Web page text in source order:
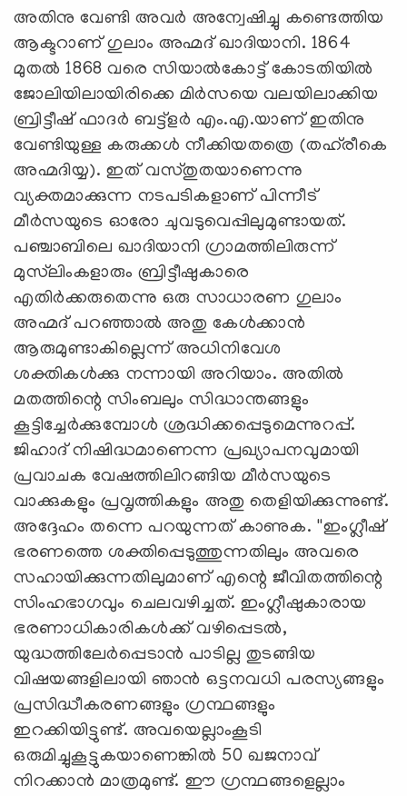
അതിനു വേണ്ടി അവര്‍ അന്വേഷിച്ചു കണ്ടെത്തിയ
ആക്ടറാണ് ഗുലാം അഹ്മദ് ഖാദിയാനി. 1864
മുതല്‍ 1868 വരെ സിയാല്‍കോട്ട് കോടതിയില്‍
ജോലിയിലായിരിക്കെ മിര്‍സയെ വലയിലാക്കിയ
ബ്രിട്ടീഷ് ഫാദര്‍ ബട്ട്‌ളര്‍ എം.എ.യാണ് ഇതിനു
വേണ്ടിയുള്ള കരുക്കള്‍ നീക്കിയതത്രെ (തഹ്‌രീകെ
അഹ്മദിയ്യ). ഇത് വസ്തുതയാണെന്നു
വ്യക്തമാക്കുന്ന നടപടികളാണ് പിന്നീട്
മീര്‍സയുടെ ഓരോ ചുവടുവെപ്പിലുമുണ്ടായത്.
പഞ്ചാബിലെ ഖാദിയാനി ഗ്രാമത്തിലിരുന്ന്
മുസ്‌ലിംകളാരും ബ്രിട്ടീഷുകാരെ
എതിര്‍ക്കരുതെന്നു ഒരു സാധാരണ ഗുലാം
അഹ്മദ് പറഞ്ഞാല്‍ അതു കേള്‍ക്കാന്‍
ആരുമുണ്ടാകില്ലെന്ന് അധിനിവേശ
ശക്തികള്‍ക്കു നന്നായി അറിയാം. അതില്‍
മതത്തിന്റെ സിംബലും സിദ്ധാന്തങ്ങളും
കൂട്ടിച്ചേര്‍ക്കുമ്പോള്‍ ശ്രദ്ധിക്കപ്പെടുമെന്നുറപ്പ്.
ജിഹാദ് നിഷിദ്ധമാണെന്ന പ്രഖ്യാപനവുമായി
പ്രവാചക വേഷത്തിലിറങ്ങിയ മീര്‍സയുടെ
വാക്കുകളും പ്രവൃത്തികളും അതു തെളിയിക്കുന്നുണ്ട്.
അദ്ദേഹം തന്നെ പറയുന്നത് കാണുക. ''ഇംഗ്ലീഷ്
ഭരണത്തെ ശക്തിപ്പെടുത്തുന്നതിലും അവരെ
സഹായിക്കുന്നതിലുമാണ് എന്റെ ജീവിതത്തിന്റെ
സിംഹഭാഗവും ചെലവഴിച്ചത്. ഇംഗ്ലീഷുകാരായ
ഭരണാധികാരികള്‍ക്ക് വഴിപ്പെടല്‍,
യുദ്ധത്തിലേര്‍പ്പെടാന്‍ പാടില്ല തുടങ്ങിയ
വിഷയങ്ങളിലായി ഞാന്‍ ഒട്ടനവധി പരസ്യങ്ങളും
പ്രസിദ്ധീകരണങ്ങളും ഗ്രന്ഥങ്ങളും
ഇറക്കിയിട്ടുണ്ട്. അവയെല്ലാംകൂടി
ഒരുമിച്ചുകൂട്ടുകയാണെങ്കില്‍ 50 ഖജനാവ്
നിറക്കാന്‍ മാത്രമുണ്ട്. ഈ ഗ്രന്ഥങ്ങളെല്ലാം